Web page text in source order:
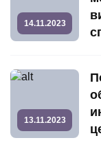
14.11.2023
13.11.2023